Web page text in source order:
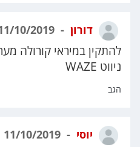
דורון
להתקין במיראי קורולה
ניווט WAZE
הגב
יוסי